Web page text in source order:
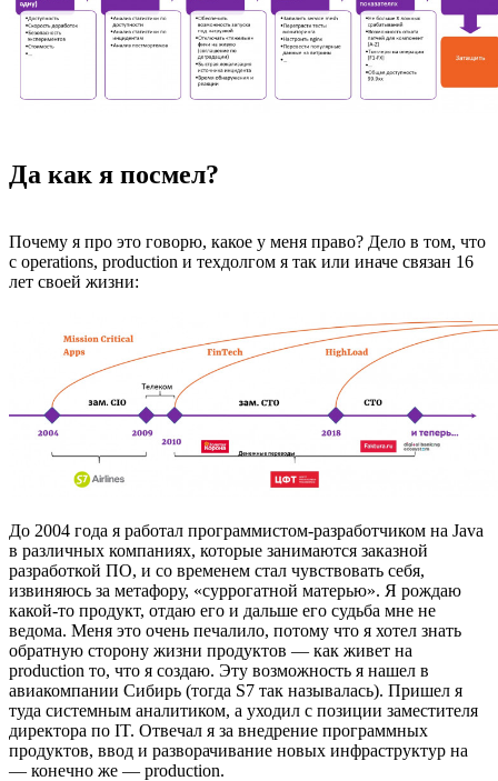
Да как я посмел?
Почему я про это говорю, какое у меня право? Дело в том, что
с operations, production и техдолгом я так или иначе связан 16
лет своей жизни:
До 2004 года я работал программистом-разработчиком на Java
в различных компаниях, которые занимаются заказной
разработкой ПО, и со временем стал чувствовать себя,
извиняюсь за метафору, «суррогатной матерью». Я рождаю
какой-то продукт, отдаю его и дальше его судьба мне не
ведома. Меня это очень печалило, потому что я хотел знать
обратную сторону жизни продуктов — как живет на
production то, что я создаю. Эту возможность я нашел в
авиакомпании Сибирь (тогда S7 так называлась). Пришел я
туда системным аналитиком, а уходил с позиции заместителя
директора по IT. Отвечал я за внедрение программных
продуктов, ввод и разворачивание новых инфраструктур на
— конечно же — production.